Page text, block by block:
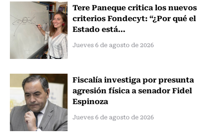
Tere Paneque critica los nuevos
criterios Fondecyt: “¿Por qué el
Estado está...
Jueves 6 de agosto de 2026
Fiscalía investiga por presunta
agresión física a senador Fidel
Espinoza
Jueves 6 de agosto de 2026